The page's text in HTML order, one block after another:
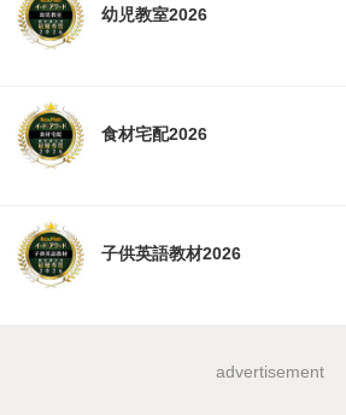
幼児教室2026
食材宅配2026
子供英語教材2026
advertisement